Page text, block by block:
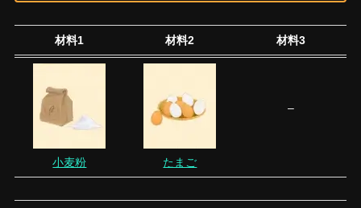
材料1 材料2 材料3
小麦粉 たまご
–